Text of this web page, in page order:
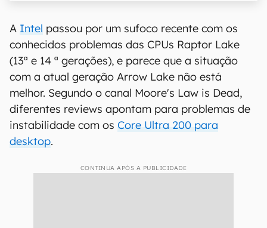
A Intel passou por um sufoco recente com os
conhecidos problemas das CPUs Raptor Lake
(13ª e 14 ª gerações), e parece que a situação
com a atual geração Arrow Lake não está
melhor. Segundo o canal Moore's Law is Dead,
diferentes reviews apontam para problemas de
instabilidade com os Core Ultra 200 para
desktop.
CONTINUA APÓS A PUBLICIDADE